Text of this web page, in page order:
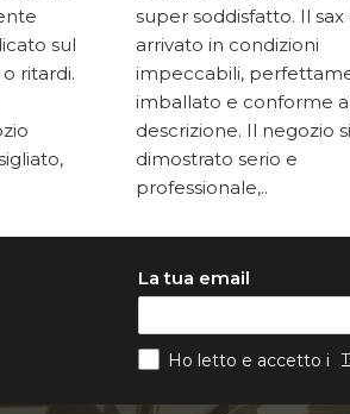
sul
ritardi.
super soddisfatto. Il sax
arrivato in condizioni
impeccabili,
imballato e conforme
descrizione. Il negozio
dimostrato serio e
professionale,..
La tua email
Ho letto e accetto i